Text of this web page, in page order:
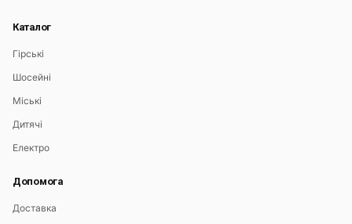
Каталог
Гірські
Шосейні
Міські
Дитячі
Електро
Допомога
Доставка